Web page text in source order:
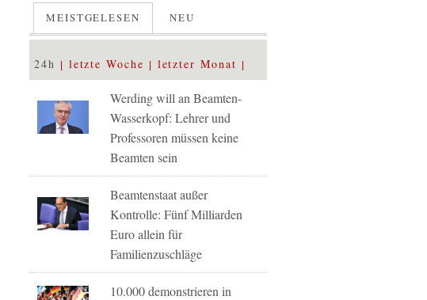
MEISTGELESEN NEU
24h letzte Woche letzter Monat
Werding will an Beamten-
Wasserkopf: Lehrer und
Professoren müssen keine
Beamten sein
Beamtenstaat außer
Kontrolle: Fünf Milliarden
Euro allein für
Familienzuschläge
10.000 demonstrieren in